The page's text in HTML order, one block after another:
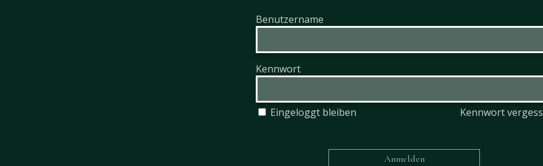
Benutzername
Kennwort
Eingeloggt bleiben Kennwort